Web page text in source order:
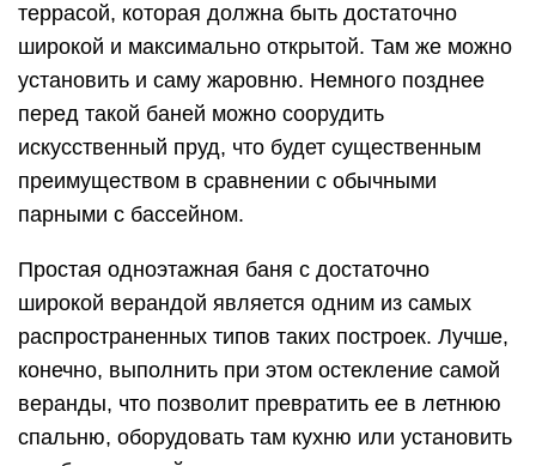
террасой, которая должна быть достаточно
широкой и максимально открытой. Там же можно
установить и саму жаровню. Немного позднее
перед такой баней можно соорудить
искусственный пруд, что будет существенным
преимуществом в сравнении с обычными
парными с бассейном.
Простая одноэтажная баня с достаточно
широкой верандой является одним из самых
распространенных типов таких построек. Лучше,
конечно, выполнить при этом остекление самой
веранды, что позволит превратить ее в летнюю
спальню, оборудовать там кухню или установить